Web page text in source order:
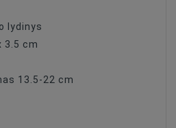
lydinys
3.5 cm
13.5-22 cm